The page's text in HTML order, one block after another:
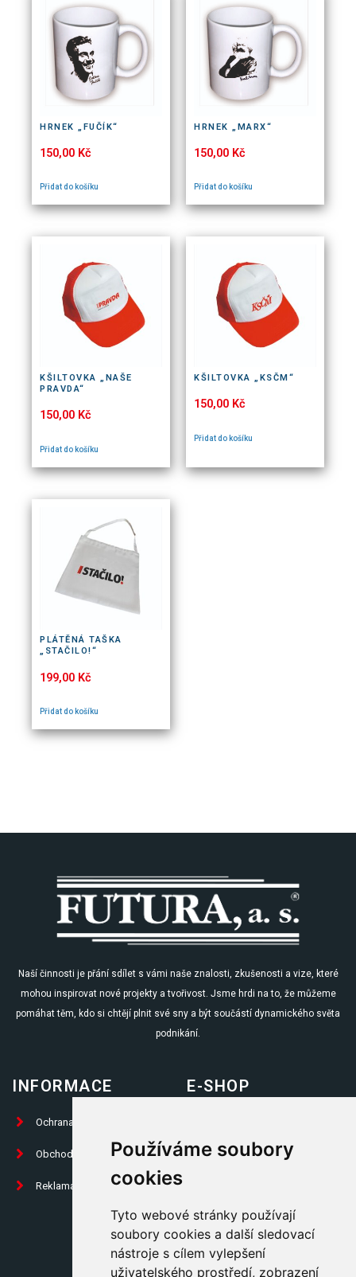
Používáme soubory
cookies
Tyto webové stránky používají
soubory cookies a další sledovací
nástroje s cílem vylepšení
uživatelského prostředí, zobrazení
HRNEK „FUČÍK“
150,00 Kč
Přidat do košíku
HRNEK „MARX“
150,00 Kč
Přidat do košíku
KŠILTOVKA „NAŠE
PRAVDA“
150,00 Kč
Přidat do košíku
KŠILTOVKA „KSČM“
150,00 Kč
Přidat do košíku
PLÁTĚNÁ TAŠKA
„STAČILO!“
199,00 Kč
Přidat do košíku
Naší činnosti je přání sdílet s vámi naše znalosti, zkušenosti a vize, které
mohou inspirovat nové projekty a tvořivost. Jsme hrdi na to, že můžeme
pomáhat těm, kdo si chtějí plnit své sny a být součástí dynamického světa
podnikání.
INFORMACE
Ochrana osobních údajů
Obchodní podmínky
Reklamační formulář
E-SHOP
Propagační předměty
Placky
Ostatní